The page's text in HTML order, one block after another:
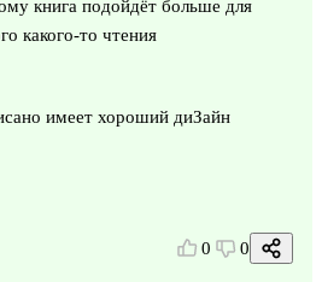
книга подойдёт больше для
какого-то чтения
имеет хороший диЗайн
0 0